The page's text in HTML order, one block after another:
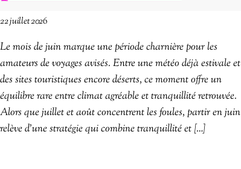
22 juillet 2026
Le mois de juin marque une période charnière pour les
amateurs de voyages avisés. Entre une météo déjà estivale et
des sites touristiques encore déserts, ce moment offre un
équilibre rare entre climat agréable et tranquillité retrouvée.
Alors que juillet et août concentrent les foules, partir en juin
relève d’une stratégie qui combine tranquillité et […]